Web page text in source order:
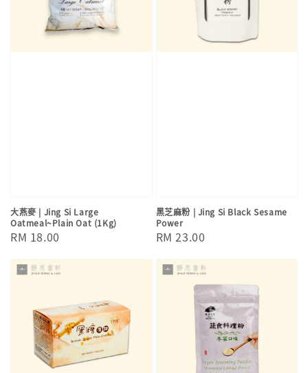
大燕麥 | Jing Si Large
Oatmeal~Plain Oat (1Kg)
Regular
RM 18.00
黑芝麻粉 | Jing Si Black Sesame
Power
Regular
RM 23.00